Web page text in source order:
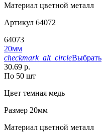
Материал цветной металл
Артикул 64072
64073
20мм
checkmark_alt_circleВыбрать
30.69 р.
По 50 шт
Цвет темная медь
Размер 20мм
Материал цветной металл